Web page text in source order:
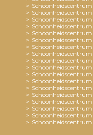
Schoonheidscentrum
Schoonheidscentrum
Schoonheidscentrum
Schoonheidscentrum
Schoonheidscentrum
Schoonheidscentrum